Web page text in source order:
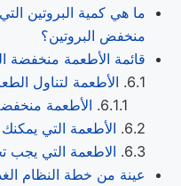
ما هي كمية البروتين
منخفض البروتين؟
قائمة الأطعمة منخفضة
الأطعمة لتناول
الأطعمة
الأطعمة التي يمكنك
الاطعمة التي يجب
عينة من خطة النظام